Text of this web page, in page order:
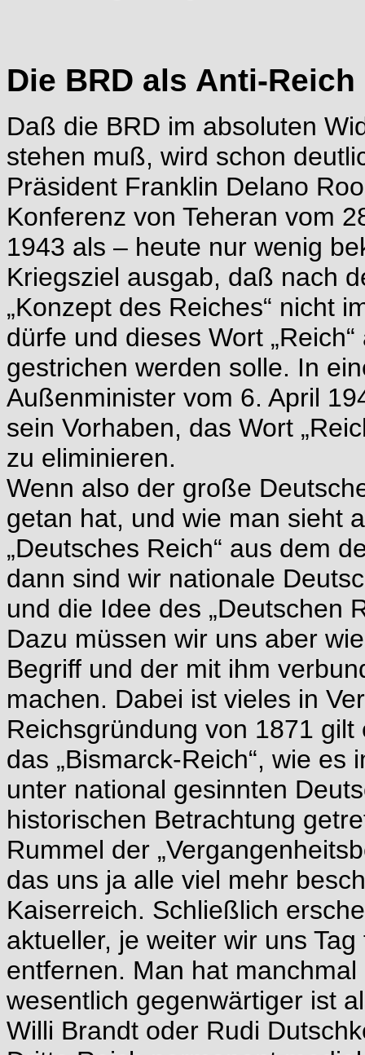
Die BRD als Anti-Reich
Daß die BRD im absoluten
stehen muß, wird schon
Präsident Franklin Delano
Konferenz von Teheran vom
1943 als – heute nur wenig
Kriegsziel ausgab, daß nach
„Konzept des Reiches“ nicht
dürfe und dieses Wort
gestrichen werden solle. In
Außenminister vom 6. April
sein Vorhaben, das Wort
zu eliminieren.
Wenn also der große
getan hat, und wie man sieht
„Deutsches Reich“ aus dem
dann sind wir nationale
und die Idee des „Deutschen
Dazu müssen wir uns aber
Begriff und der mit ihm
machen. Dabei ist vieles in
Reichsgründung von 1871
das „Bismarck-Reich“, wie
unter national gesinnten
historischen Betrachtung
Rummel der
das uns ja alle viel mehr
Kaiserreich. Schließlich
aktueller, je weiter wir uns
entfernen. Man hat
wesentlich gegenwärtiger ist
Willi Brandt oder Rudi